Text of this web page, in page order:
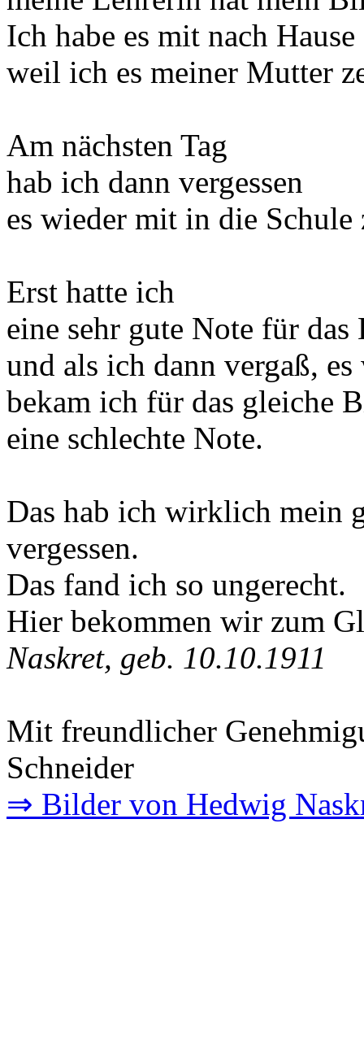
Ich habe es mit nach
weil ich es meiner Mutter
Am nächsten Tag
hab ich dann vergessen
es wieder mit in die Schule
Erst hatte ich
eine sehr gute Note für
und als ich dann vergaß,
bekam ich für das gleiche
eine schlechte Note.
Das hab ich wirklich mein
vergessen.
Das fand ich so ungerecht.
Hier bekommen wir zum
Naskret, geb. 10.10.1911
Mit freundlicher
Schneider
⇒ Bilder von Hedwig